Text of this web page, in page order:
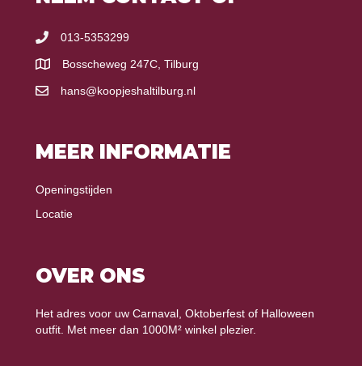
013-5353299
Bosscheweg 247C, Tilburg
hans@koopjeshaltilburg.nl
MEER INFORMATIE
Openingstijden
Locatie
OVER ONS
Het adres voor uw Carnaval, Oktoberfest of Halloween
outfit. Met meer dan 1000M² winkel plezier.